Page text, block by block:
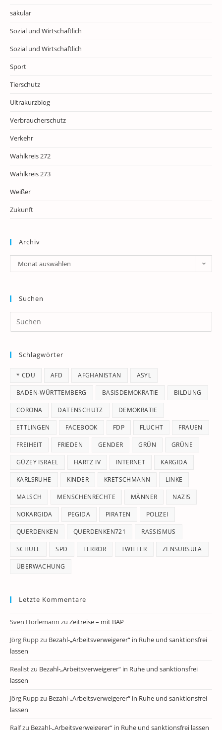
säkular
Sozial und Wirtschaftlich
Sozial und Wirtschaftlich
Sport
Tierschutz
Ultrakurzblog
Verbraucherschutz
Verkehr
Wahlkreis 272
Wahlkreis 273
Weißer
Zukunft
Archiv
Archiv
Monat auswählen
Suchen
Schlagwörter
* CDU AFD AFGHANISTAN ASYL
BADEN-WÜRTTEMBERG BASISDEMOKRATIE BILDUNG
CORONA DATENSCHUTZ DEMOKRATIE
ETTLINGEN FACEBOOK FDP FLUCHT FRAUEN
FREIHEIT FRIEDEN GENDER GRÜN GRÜNE
GÜZEY ISRAEL HARTZ IV INTERNET KARGIDA
KARLSRUHE KINDER KRETSCHMANN LINKE
MALSCH MENSCHENRECHTE MÄNNER NAZIS
NOKARGIDA PEGIDA PIRATEN POLIZEI
QUERDENKEN QUERDENKEN721 RASSISMUS
SCHULE SPD TERROR TWITTER ZENSURSULA
ÜBERWACHUNG
Letzte Kommentare
Sven Horlemann zu Zeitreise – mit BAP
Jörg Ruppzu Bezahl-„Arbeitsverweigerer“ in Ruhe und sanktionsfrei
lassen
Realistzu Bezahl-„Arbeitsverweigerer“ in Ruhe und sanktionsfrei
lassen
Jörg Ruppzu Bezahl-„Arbeitsverweigerer“ in Ruhe und sanktionsfrei
lassen
Ralfzu Bezahl-„Arbeitsverweigerer“ in Ruhe und sanktionsfrei lassen